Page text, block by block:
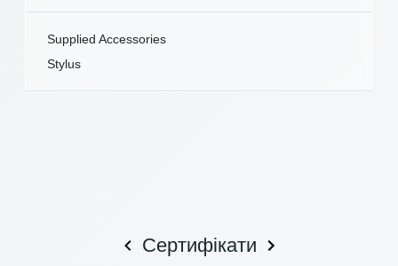
Supplied Accessories
Stylus
Сертифікати